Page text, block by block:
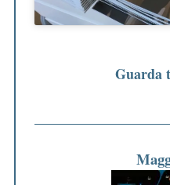
Guarda